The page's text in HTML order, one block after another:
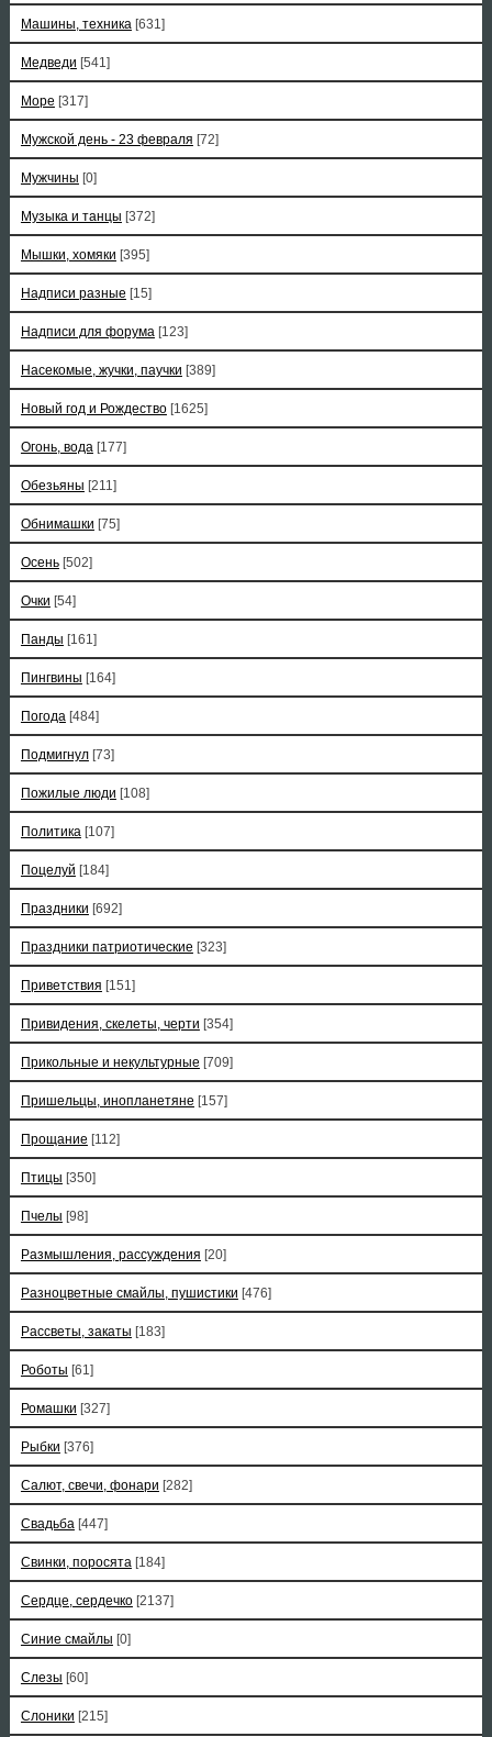
Машины, техника [631]
Медведи [541]
Море [317]
Мужской день - 23 февраля [72]
Мужчины [0]
Музыка и танцы [372]
Мышки, хомяки [395]
Надписи разные [15]
Надписи для форума [123]
Насекомые, жучки, паучки [389]
Новый год и Рождество [1625]
Огонь, вода [177]
Обезьяны [211]
Обнимашки [75]
Осень [502]
Очки [54]
Панды [161]
Пингвины [164]
Погода [484]
Подмигнул [73]
Пожилые люди [108]
Политика [107]
Поцелуй [184]
Праздники [692]
Праздники патриотические [323]
Приветствия [151]
Привидения, скелеты, черти [354]
Прикольные и некультурные [709]
Пришельцы, инопланетяне [157]
Прощание [112]
Птицы [350]
Пчелы [98]
Размышления, рассуждения [20]
Разноцветные смайлы, пушистики [476]
Рассветы, закаты [183]
Роботы [61]
Ромашки [327]
Рыбки [376]
Салют, свечи, фонари [282]
Свадьба [447]
Свинки, поросята [184]
Сердце, сердечко [2137]
Синие смайлы [0]
Слезы [60]
Слоники [215]